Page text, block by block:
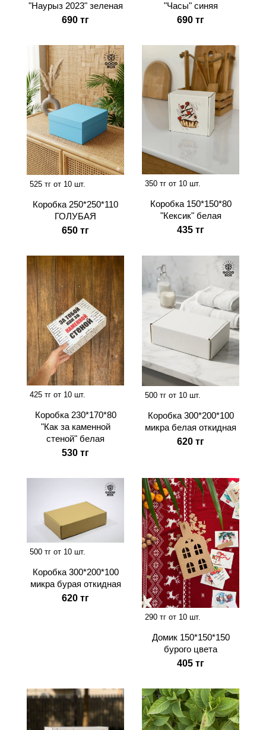
"Наурыз 2023" зеленая
690 тг
"Часы" синяя
690 тг
525 тг от 10 шт.
Коробка 250*250*110
ГОЛУБАЯ
650 тг
350 тг от 10 шт.
Коробка 150*150*80
"Кексик" белая
435 тг
425 тг от 10 шт.
Коробка 230*170*80
"Как за каменной
стеной" белая
530 тг
500 тг от 10 шт.
Коробка 300*200*100
микра белая откидная
620 тг
500 тг от 10 шт.
Коробка 300*200*100
микра бурая откидная
620 тг
290 тг от 10 шт.
Домик 150*150*150
бурого цвета
405 тг